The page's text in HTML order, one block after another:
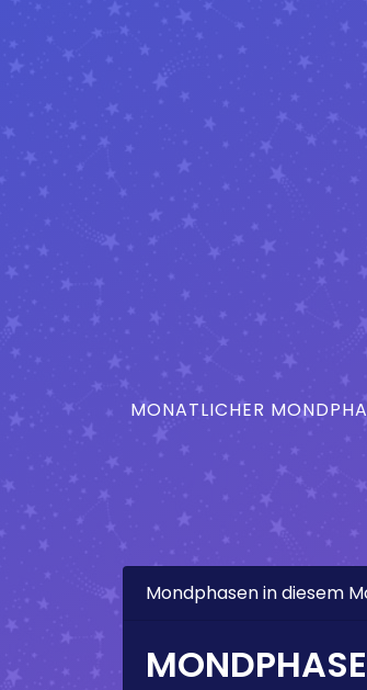
MONATLICHER
Mondphasen in diesem